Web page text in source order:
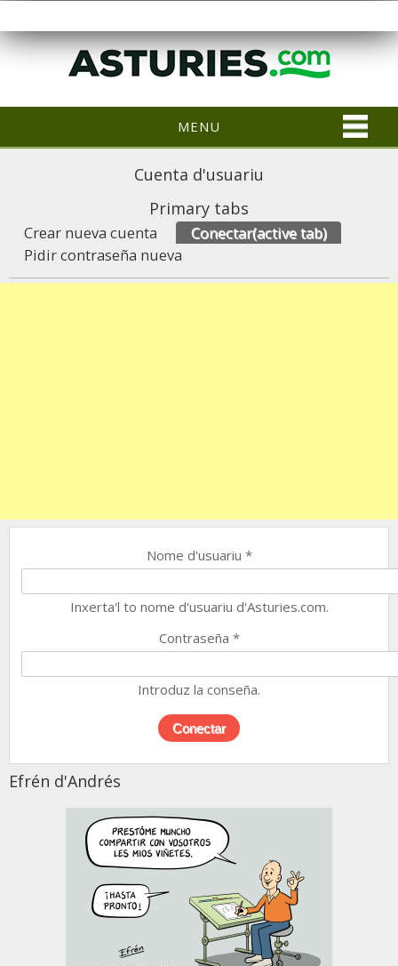
MENU
Cuenta d'usuariu
Primary tabs
Crear nueva cuenta Conectar(active tab)
Pidir contraseña nueva
Nome d'usuariu *
Inxerta'l to nome d'usuariu d'Asturies.com.
Contraseña *
Introduz la conseña.
Efrén d'Andrés